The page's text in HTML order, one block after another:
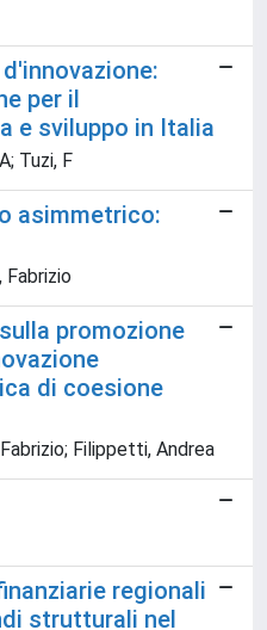
per il
e sviluppo in Italia
Tuzi, F
asimmetrico:
Fabrizio
promozione
di coesione
Filippetti, Andrea
regionali
strutturali nel